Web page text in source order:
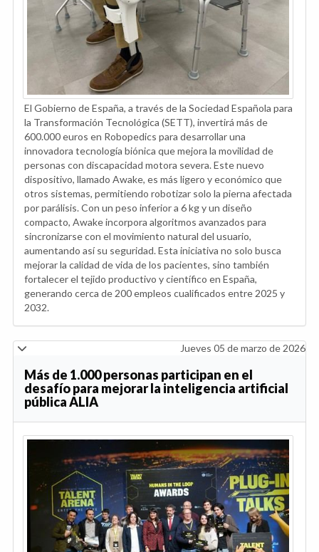
El Gobierno de España, a través de la Sociedad Española para
la Transformación Tecnológica (SETT), invertirá más de
600.000 euros en Robopedics para desarrollar una
innovadora tecnología biónica que mejora la movilidad de
personas con discapacidad motora severa. Este nuevo
dispositivo, llamado Awake, es más ligero y económico que
otros sistemas, permitiendo robotizar solo la pierna afectada
por parálisis. Con un peso inferior a 6 kg y un diseño
compacto, Awake incorpora algoritmos avanzados para
sincronizarse con el movimiento natural del usuario,
aumentando así su seguridad. Esta iniciativa no solo busca
mejorar la calidad de vida de los pacientes, sino también
fortalecer el tejido productivo y científico en España,
generando cerca de 200 empleos cualificados entre 2025 y
2032.
Jueves 05 de marzo de 2026
Más de 1.000 personas participan en el
desafío para mejorar la inteligencia artificial
pública ALIA